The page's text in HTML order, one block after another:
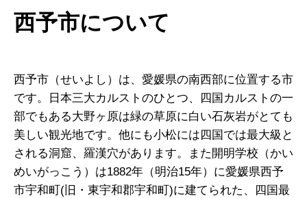
西予市について
西予市（せいよし）は、愛媛県の南西部に位置する市
です。日本三大カルストのひとつ、四国カルストの一
部でもある大野ヶ原は緑の草原に白い石灰岩がとても
美しい観光地です。他にも小松には四国では最大級と
される洞窟、羅漢穴があります。また開明学校（かい
めいがっこう）は1882年（明治15年）に愛媛県西予
市宇和町(旧・東宇和郡宇和町)に建てられた、四国最